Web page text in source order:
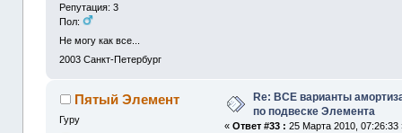
Репутация: 3
Пол:
Не могу как все...
2003 Санкт-Петербург
Пятый Элемент
Гуру
Re: ВСЕ варианты
по подвеске Элемента
«Ответ #33 : 25 Марта 2010, 07:26:33